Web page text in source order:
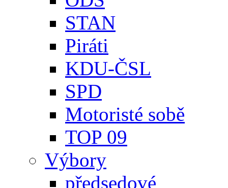
STAN
Piráti
KDU-ČSL
SPD
Motoristé sobě
TOP 09
Výbory
předsedové